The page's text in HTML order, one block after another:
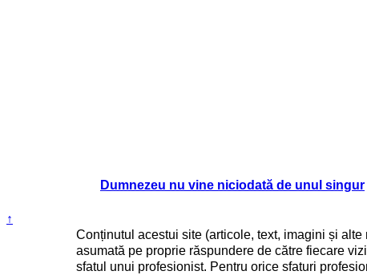
Dumnezeu nu vine niciodată de unul singur
↑
Conținutul acestui site (articole, text, imagini și
asumată pe proprie răspundere de către fiecare
sfatul unui profesionist. Pentru orice sfaturi